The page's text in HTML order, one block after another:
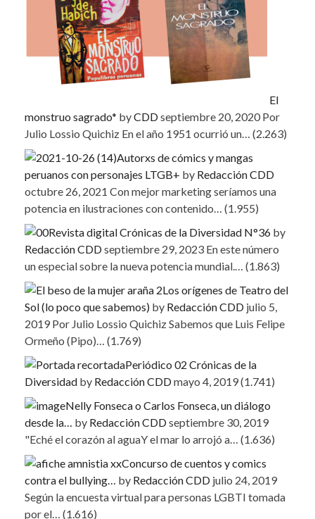
El
monstruo sagrado* byCDDseptiembre 20, 2020 Por
Julio Lossio Quichiz En el año 1951 ocurrió un… (2.263)
Autorxs de cómics y mangas
peruanos con personajes LTGB+ by Redacción CDD
octubre 26, 2021 Con mejor marketing seríamos una
potencia en ilustraciones con contenido… (1.955)
Revista digital Crónicas de la Diversidad N°36 by
Redacción CDDseptiembre 29, 2023 En este número
un especial sobre la nueva potencia mundial.… (1.863)
Los orígenes de Teatro del
Sol (lo poco que sabemos) by Redacción CDD julio 5,
2019 Por Julio Lossio Quichiz Sabemos que Luis Felipe
Ormeño (Pipo)… (1.769)
Periódico 02 Crónicas de la
Diversidad by Redacción CDDmayo 4, 2019(1.741)
Nelly Fonseca o Carlos Fonseca, un diálogo
desde la… by Redacción CDDseptiembre 30, 2019
"Eché el corazón al aguaY el mar lo arrojó a… (1.636)
Concurso de cuentos y comics
contra el bullying… by Redacción CDD julio 24, 2019
Según la encuesta virtual para personas LGBTI tomada
por el… (1.616)